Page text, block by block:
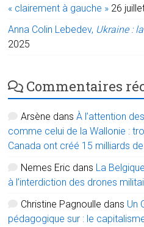
« clairement à gauche » 26
Anna Colin Lebedev, Ukraine :
2025
Commentaires
Arsène dansÀ l’attention
comme celui de la Wallonie :
Canada ont créé 15 milliards
Nemes Eric dans La
à l’interdiction des drones
Christine Pagnoulle dans Un
pédagogique sur : le